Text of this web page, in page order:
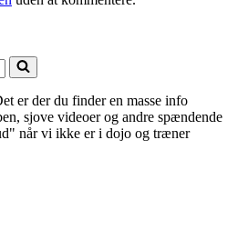
er der du finder en masse info
sjove videoer og andre spændende
når vi ikke er i dojo og træner